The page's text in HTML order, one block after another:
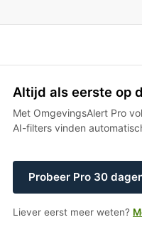
Altijd als eerste op
Met OmgevingsAlert Pro
AI-filters vinden
Probeer Pro 30
Liever eerst meer weten?